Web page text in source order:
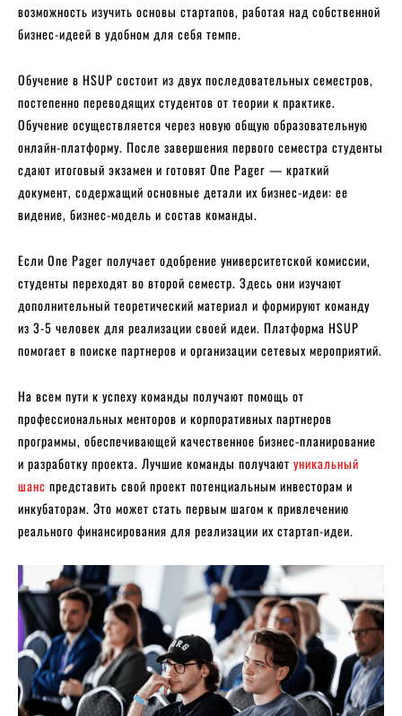
возможность изучить основы стартапов, работая над собственной
бизнес-идеей в удобном для себя темпе.
Обучение в HSUP состоит из двух последовательных семестров,
постепенно переводящих студентов от теории к практике.
Обучение осуществляется через новую общую образовательную
онлайн-платформу. После завершения первого семестра студенты
сдают итоговый экзамен и готовят One Pager — краткий
документ, содержащий основные детали их бизнес-идеи: ее
видение, бизнес-модель и состав команды.
Если One Pager получает одобрение университетской комиссии,
студенты переходят во второй семестр. Здесь они изучают
дополнительный теоретический материал и формируют команду
из 3-5 человек для реализации своей идеи. Платформа HSUP
помогает в поиске партнеров и организации сетевых мероприятий.
На всем пути к успеху команды получают помощь от
профессиональных менторов и корпоративных партнеров
программы, обеспечивающей качественное бизнес-планирование
и разработку проекта. Лучшие команды получают уникальный
шанс представить свой проект потенциальным инвесторам и
инкубаторам. Это может стать первым шагом к привлечению
реального финансирования для реализации их стартап-идеи.